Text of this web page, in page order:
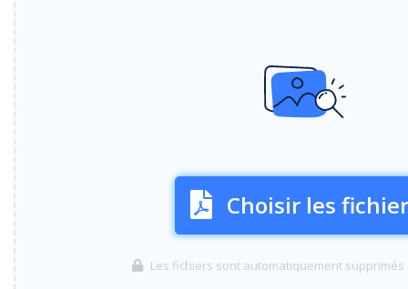
Choisir les
Les fichiers sont automatiquement supprimés